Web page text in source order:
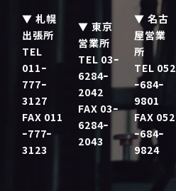
▼ 札幌
出張所
TEL
011ｰ
777ｰ
3127
FAX 011
ｰ777ｰ
3123
▼ 東京
営業所
TEL 03ｰ
6284ｰ
2042
FAX 03ｰ
6284ｰ
2043
▼ 名古
屋営業
所
TEL 052
ｰ684ｰ
9801
FAX 052
ｰ684ｰ
9824